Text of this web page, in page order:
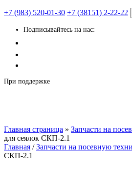
+7 (983) 520-01-30 +7 (38151) 2-22-22
Подписывайтесь на нас:
При поддержке
Главная страница » Запчасти на
для сеялок СКП-2.1
Главная /Запчасти на посевную
СКП-2.1